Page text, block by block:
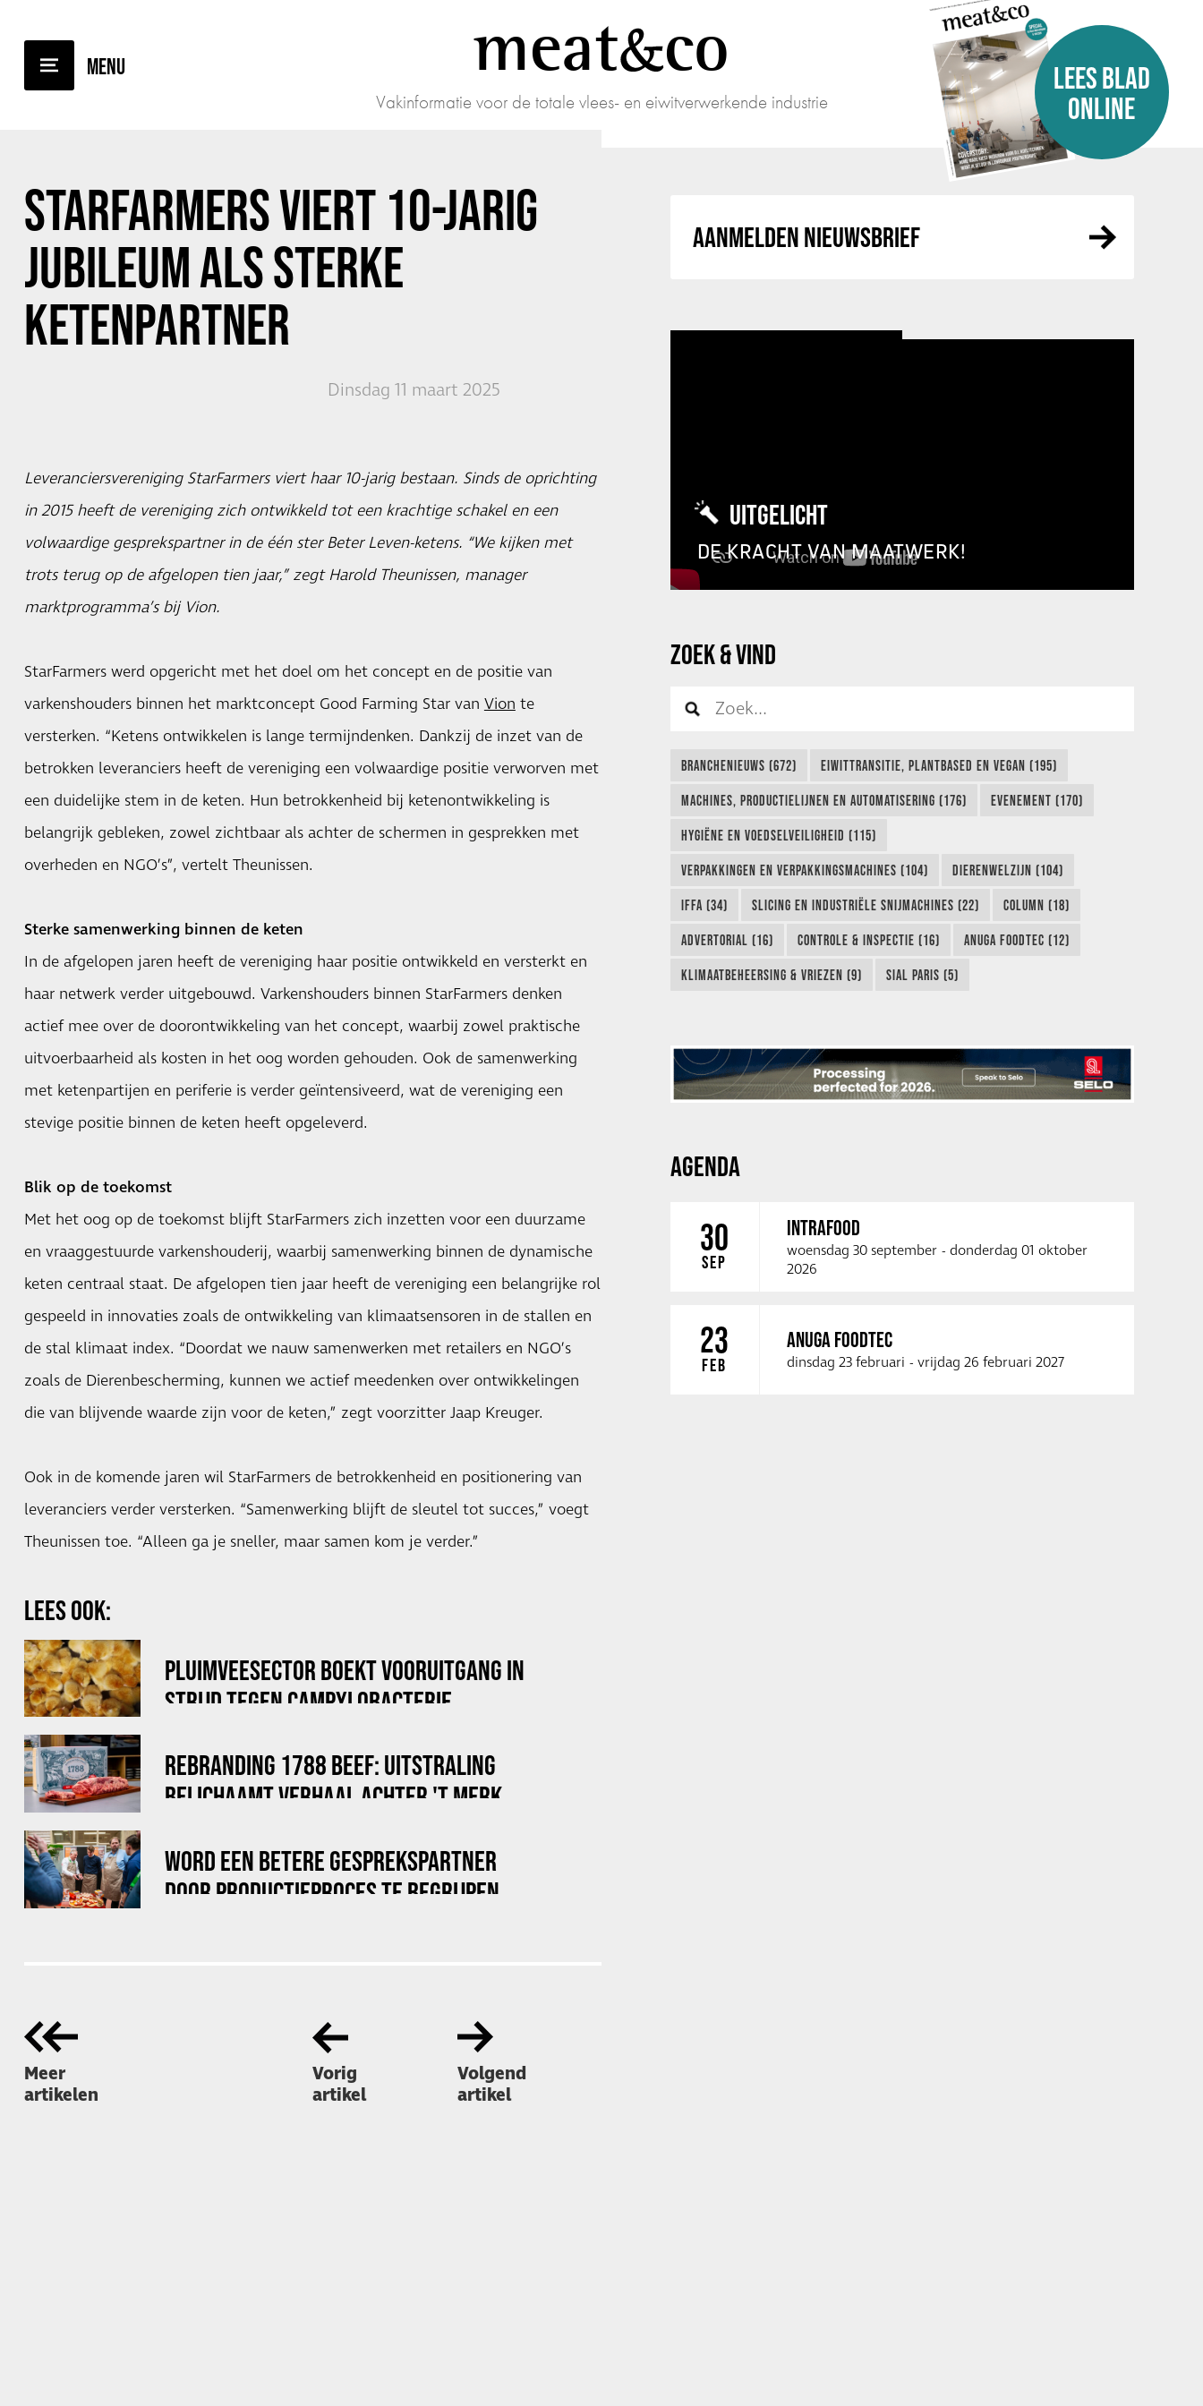
meatco
Vakinformatie voor de totale vlees- en eiwitverwerkende industrie
LEES BLAD
ONLINE
STARFARMERS VIERT 10-JARIG
JUBILEUM ALS STERKE
KETENPARTNER
Dinsdag 11 maart 2025
Leveranciersvereniging StarFarmers viert haar 10-jarig bestaan. Sinds de oprichting
in 2015 heeft de vereniging zich ontwikkeld tot een krachtige schakel en een
volwaardige gesprekspartner in de één ster Beter Leven-ketens. “We kijken met
trots terug op de afgelopen tien jaar,” zegt Harold Theunissen, manager
marktprogramma’s bij Vion.
StarFarmers werd opgericht met het doel om het concept en de positie van
varkenshouders binnen het marktconcept Good Farming Star van Vion te
versterken. “Ketens ontwikkelen is lange termijndenken. Dankzij de inzet van de
betrokken leveranciers heeft de vereniging een volwaardige positie verworven met
een duidelijke stem in de keten. Hun betrokkenheid bij ketenontwikkeling is
belangrijk gebleken, zowel zichtbaar als achter de schermen in gesprekken met
overheden en NGO’s”, vertelt Theunissen.
Sterke samenwerking binnen de keten
In de afgelopen jaren heeft de vereniging haar positie ontwikkeld en versterkt en
haar netwerk verder uitgebouwd. Varkenshouders binnen StarFarmers denken
actief mee over de doorontwikkeling van het concept, waarbij zowel praktische
uitvoerbaarheid als kosten in het oog worden gehouden. Ook de samenwerking
met ketenpartijen en periferie is verder geïntensiveerd, wat de vereniging een
stevige positie binnen de keten heeft opgeleverd.
Blik op de toekomst
Met het oog op de toekomst blijft StarFarmers zich inzetten voor een duurzame
en vraaggestuurde varkenshouderij, waarbij samenwerking binnen de dynamische
keten centraal staat. De afgelopen tien jaar heeft de vereniging een belangrijke rol
gespeeld in innovaties zoals de ontwikkeling van klimaatsensoren in de stallen en
de stal klimaat index. “Doordat we nauw samenwerken met retailers en NGO’s
zoals de Dierenbescherming, kunnen we actief meedenken over ontwikkelingen
die van blijvende waarde zijn voor de keten,” zegt voorzitter Jaap Kreuger.
Ook in de komende jaren wil StarFarmers de betrokkenheid en positionering van
leveranciers verder versterken. “Samenwerking blijft de sleutel tot succes,” voegt
Theunissen toe. “Alleen ga je sneller, maar samen kom je verder.”
LEES OOK:
PLUIMVEESECTOR BOEKT VOORUITGANG IN
STRIJD TEGEN CAMPYLOBACTERIE
REBRANDING 1788 BEEF: UITSTRALING
BELICHAAMT VERHAAL ACHTER 'T MERK
WORD EEN BETERE GESPREKSPARTNER
DOOR PRODUCTIEPROCES TE BEGRIJPEN
Meer
artikelen
Vorig
artikel
Volgend
artikel
AANMELDEN NIEUWSBRIEF
UITGELICHT
DE KRACHT VAN MAATWERK!
ZOEK & VIND
BRANCHENIEUWS (672) EIWITTRANSITIE, PLANTBASED EN VEGAN (195)
MACHINES, PRODUCTIELIJNEN EN AUTOMATISERING (176) EVENEMENT (170)
HYGIËNE EN VOEDSELVEILIGHEID (115)
VERPAKKINGEN EN VERPAKKINGSMACHINES (104) DIERENWELZIJN (104)
IFFA (34) SLICING EN INDUSTRIËLE SNIJMACHINES (22) COLUMN (18)
ADVERTORIAL (16) CONTROLE & INSPECTIE (16) ANUGA FOODTEC (12)
KLIMAATBEHEERSING & VRIEZEN (9) SIAL PARIS (5)
AGENDA
30
SEP
INTRAFOOD
woensdag 30 september - donderdag 01 oktober
2026
23
FEB
ANUGA FOODTEC
dinsdag 23 februari - vrijdag 26 februari 2027